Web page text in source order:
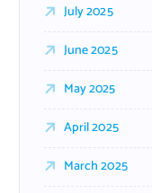
July 2025
June 2025
May 2025
April 2025
March 2025